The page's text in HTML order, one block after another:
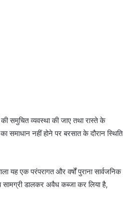
समुचित व्यवस्था की जाए तथा रास्ते के
समाधान नहीं होने पर बरसात के दौरान स्थिति
यह एक परंपरागत और वर्षों पुराना सार्वजनिक
सामग्री डालकर अवैध कब्जा कर लिया है,